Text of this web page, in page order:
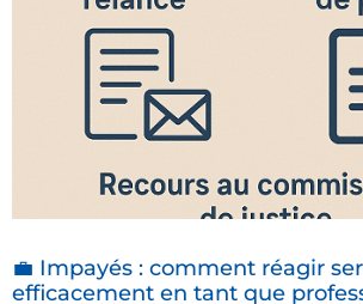
💼 Impayés : comment réagir
efficacement en tant que